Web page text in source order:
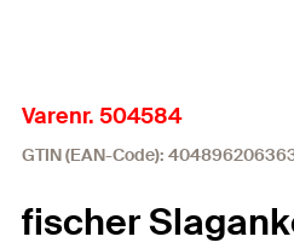
Varenr. 504584
GTIN (EAN-Code):
fischer